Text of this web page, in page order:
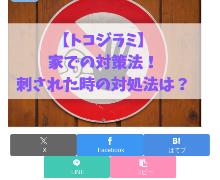
X Facebook はてブ
LINE コピー